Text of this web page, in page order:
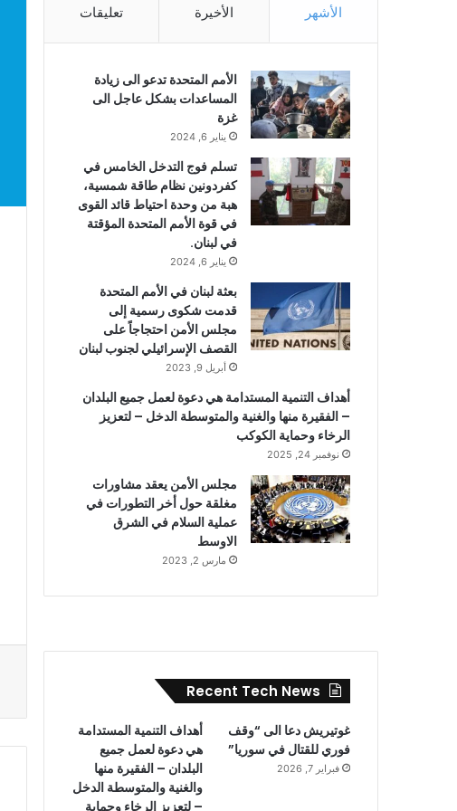
الأشهر الأخيرة تعليقات
الأمم المتحدة تدعو الى زيادة
المساعدات بشكل عاجل الى
غزة
يناير 6, 2024
تسلم فوج التدخل الخامس في
كفردونين نظام طاقة شمسية،
هبة من وحدة احتياط قائد القوى
في قوة الأمم المتحدة المؤقتة
في لبنان.‎‎
يناير 6, 2024
بعثة لبنان في الأمم المتحدة
قدمت شكوى رسمية إلى
مجلس الأمن احتجاجاً على
القصف الإسرائيلي لجنوب لبنان
أبريل 9, 2023
أهداف التنمية المستدامة هي دعوة لعمل جميع البلدان
– الفقيرة منها والغنية والمتوسطة الدخل – لتعزيز
الرخاء وحماية الكوكب
نوفمبر 24, 2025
مجلس الأمن يعقد مشاورات
مغلقة حول أخر التطورات في
عملية السلام في الشرق
الاوسط
مارس 2, 2023
Recent Tech News
غوتيريش دعا الى “وقف
فوري للقتال في سوريا”
فبراير 7, 2026
أهداف التنمية المستدامة
هي دعوة لعمل جميع
البلدان – الفقيرة منها
والغنية والمتوسطة الدخل
– لتعزيز الرخاء وحماية